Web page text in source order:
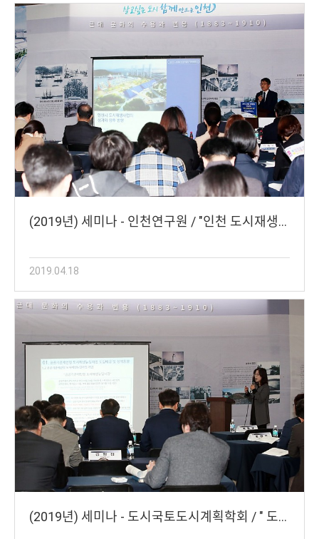
(2019년) 세미나 - 인천연구원 / "인천 도시재생…
2019.04.18
(2019년) 세미나 - 도시국토도시계획학회 / " 도…